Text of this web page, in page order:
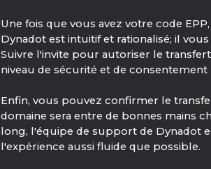
Une fois que vous avez votre code
Dynadot est intuitif et rationalisé; il
Suivre l'invite pour autoriser le
niveau de sécurité et de consentement
Enfin, vous pouvez confirmer le
domaine sera entre de bonnes mains
long, l'équipe de support de Dynadot
l'expérience aussi fluide que possible.